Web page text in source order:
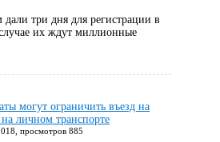
три дня для регистрации в
их ждут миллионные
могут ограничить въезд на
личном транспорте
просмотров 885